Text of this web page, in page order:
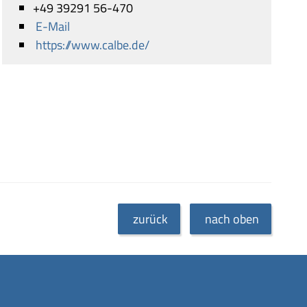
+49 39291 56-470
E-Mail
https://www.calbe.de/
zurück nach oben